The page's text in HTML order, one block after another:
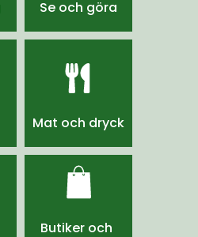
Se och göra
Mat och dryck
Butiker och